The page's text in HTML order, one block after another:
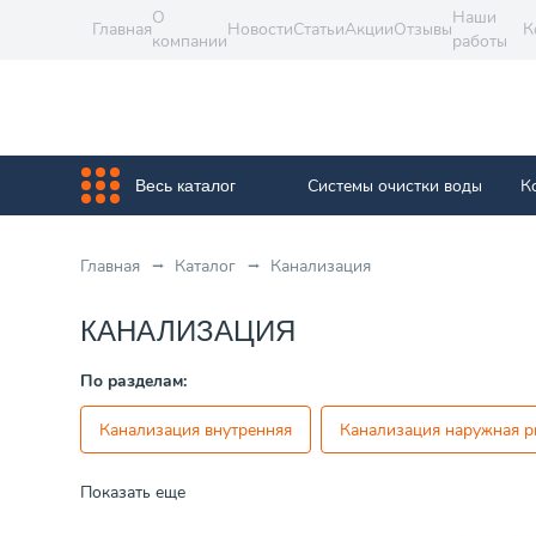
Главная
О
компании
НовостиСтатьиАкцииОтзывы
Наши
работы
Весь каталог Системы очистки воды
Главная Каталог Канализация
КАНАЛИЗАЦИЯ
По разделам:
Канализация внутренняя Канализация наружная
Показать еще